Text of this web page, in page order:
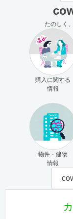
たのしく
購入に関する
情報
物件・建物
情報